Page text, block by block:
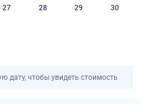
27 28 29 30
дату, чтобы увидеть стоимость